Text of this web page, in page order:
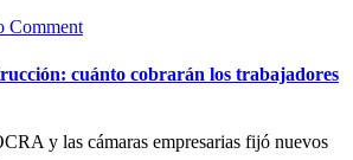
Comment
cuánto cobrarán los trabajadores
y las cámaras empresarias fijó nuevos